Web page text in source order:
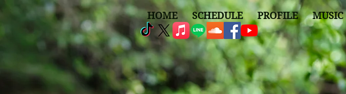
HOME SCHEDULE PROFILE MUSIC